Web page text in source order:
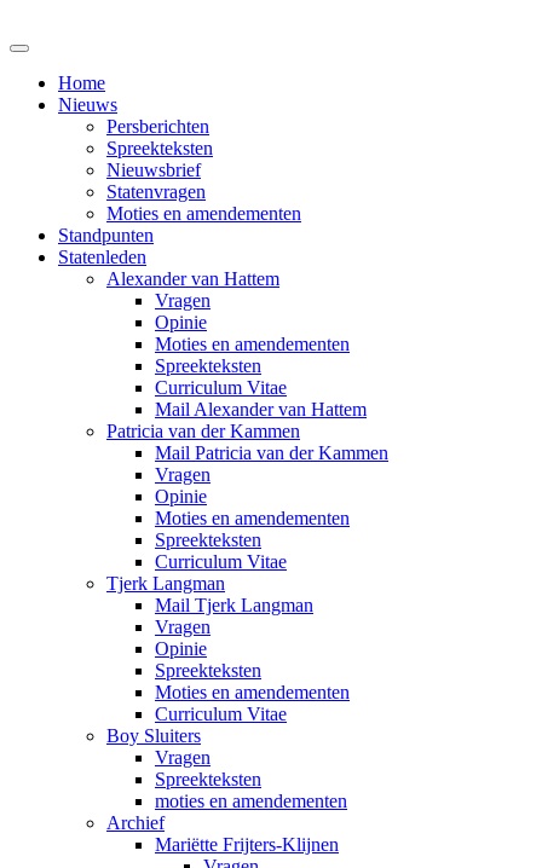
Home
Nieuws
Persberichten
Spreekteksten
Nieuwsbrief
Statenvragen
Moties en amendementen
Standpunten
Statenleden
Alexander van Hattem
Vragen
Opinie
Moties en amendementen
Spreekteksten
Curriculum Vitae
Mail Alexander van Hattem
Patricia van der Kammen
Mail Patricia van der Kammen
Vragen
Opinie
Moties en amendementen
Spreekteksten
Curriculum Vitae
Tjerk Langman
Mail Tjerk Langman
Vragen
Opinie
Spreekteksten
Moties en amendementen
Curriculum Vitae
Boy Sluiters
Vragen
Spreekteksten
moties en amendementen
Archief
Mariëtte Frijters-Klijnen